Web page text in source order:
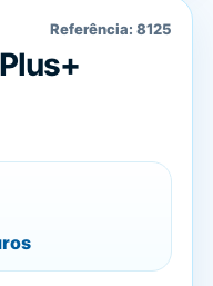
Referência: 8125